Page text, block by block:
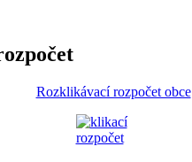
Rozklikávací rozpočet obce